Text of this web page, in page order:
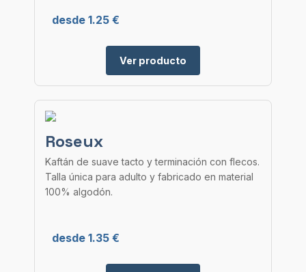
desde 1.25 €
Ver producto
Roseux
Kaftán de suave tacto y terminación con flecos.
Talla única para adulto y fabricado en material
100% algodón.
desde 1.35 €